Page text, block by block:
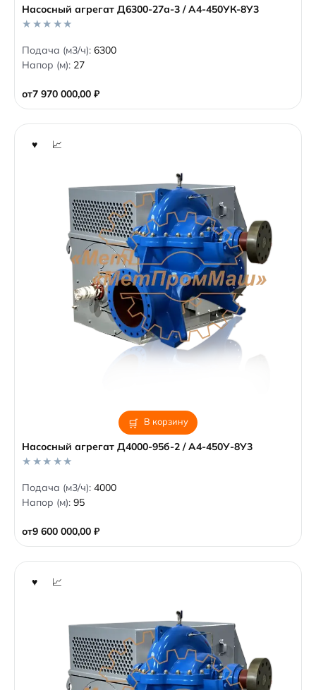
Насосный агрегат Д6300-27а-3 / А4-450УК-8У3
от7 970 000,00 ₽
0
o
u
f
5
Подача (м3/ч): 6300
Напор (м): 27
В корзину
Насосный агрегат Д4000-95б-2 / А4-450У-8У3
от9 600 000,00 ₽
0
o
u
f
5
Подача (м3/ч): 4000
Напор (м): 95